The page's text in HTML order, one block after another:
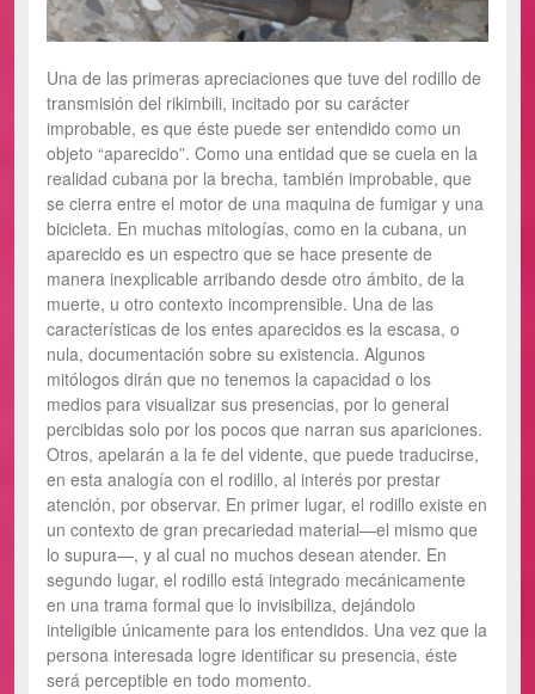
Una de las primeras apreciaciones que tuve del rodillo de
transmisión del rikimbili, incitado por su carácter
improbable, es que éste puede ser entendido como un
objeto “aparecido”. Como una entidad que se cuela en la
realidad cubana por la brecha, también improbable, que
se cierra entre el motor de una maquina de fumigar y una
bicicleta. En muchas mitologías, como en la cubana, un
aparecido es un espectro que se hace presente de
manera inexplicable arribando desde otro ámbito, de la
muerte, u otro contexto incomprensible. Una de las
características de los entes aparecidos es la escasa, o
nula, documentación sobre su existencia. Algunos
mitólogos dirán que no tenemos la capacidad o los
medios para visualizar sus presencias, por lo general
percibidas solo por los pocos que narran sus apariciones.
Otros, apelarán a la fe del vidente, que puede traducirse,
en esta analogía con el rodillo, al interés por prestar
atención, por observar. En primer lugar, el rodillo existe en
un contexto de gran precariedad material—el mismo que
lo supura—, y al cual no muchos desean atender. En
segundo lugar, el rodillo está integrado mecánicamente
en una trama formal que lo invisibiliza, dejándolo
inteligible únicamente para los entendidos. Una vez que la
persona interesada logre identificar su presencia, éste
será perceptible en todo momento.